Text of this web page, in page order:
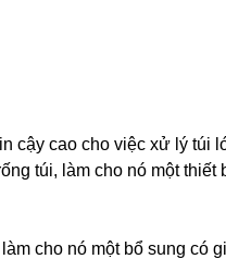
cậy cao cho việc xử lý túi
túi, làm cho nó một thiết
cho nó một bổ sung có